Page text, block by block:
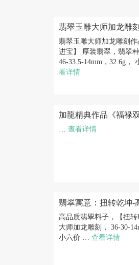
翡翠玉雕大师加龙雕
翡翠玉雕大师加龙雕刻
进宝】 厚装翡翠，翡翠种
46-33.5-14mm，32.6g，
看详情
加龍精典作品《福禄
… 查看详情
翡翠寓意：扭转乾坤-
高品质翡翠料子，【扭
大师加龙雕刻， 36-30-
小六价 … 查看详情